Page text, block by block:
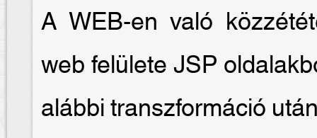
A WEB-en való
web felülete JSP
alábbi transzformáció